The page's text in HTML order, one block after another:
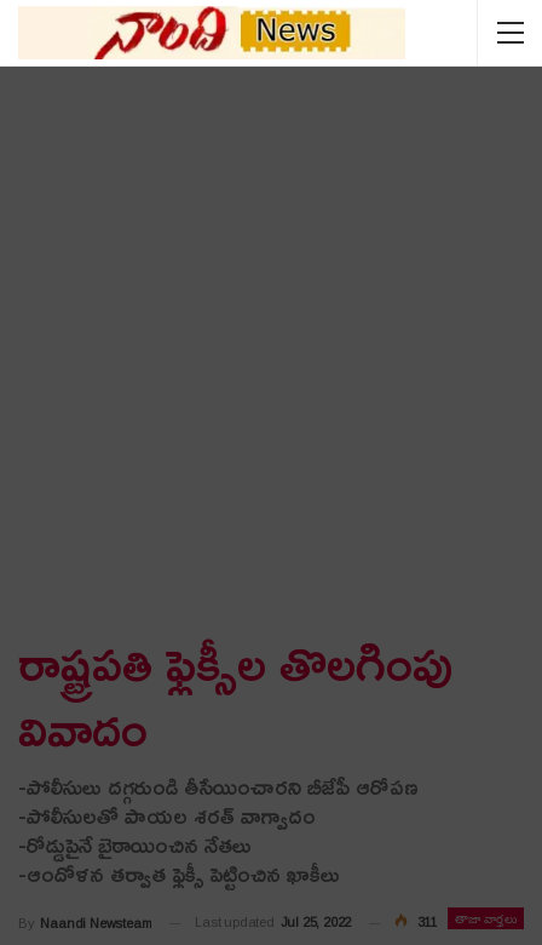
రాష్ట్రప‌తి ఫ్లెక్సీల తొల‌గింపు
వివాదం
-పోలీసులు ద‌గ్గ‌రుండి తీసేయించార‌ని బీజేపీ ఆరోప‌ణ‌
-పోలీసుల‌తో పాయ‌ల శ‌ర‌త్ వాగ్వాదం
-రోడ్డుపైనే బైఠాయించిన నేత‌లు
-ఆందోళ‌న త‌ర్వాత ఫ్లెక్సీ పెట్టించిన ఖాకీలు
తాజా వార్తలు
By Naandi Newsteam Last updated Jul 25, 2022 311